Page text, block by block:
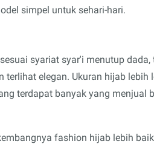
simpel untuk sehari-hari.
syariat syar'i menutup dada,
elegan. Ukuran hijab lebih
terdapat banyak yang menjual
fashion hijab lebih